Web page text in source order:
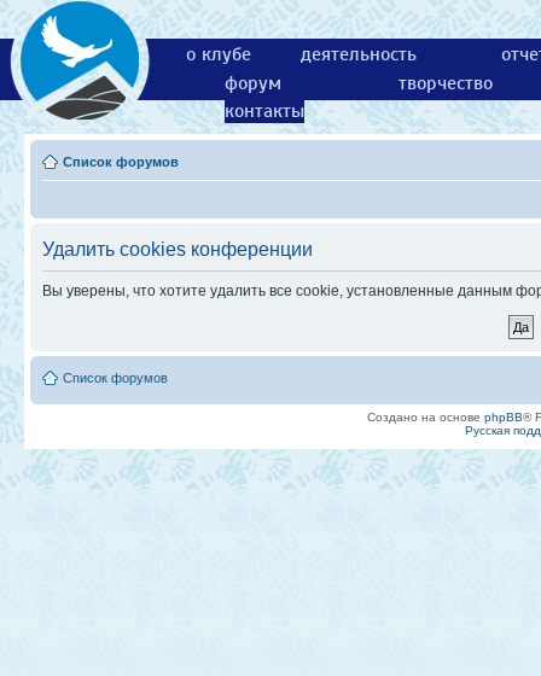
о клубе деятельность
форум
творчество
контакты
Список форумов
Удалить cookies конференции
Вы уверены, что хотите удалить все cookie, установленные данным
Список форумов
Создано на основе phpBB®
Русская